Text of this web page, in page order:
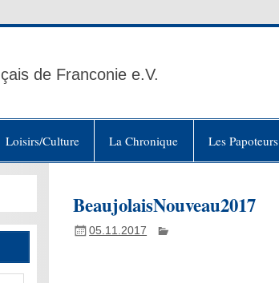
de Franconie e.V.
Loisirs/Culture La Chronique Les Papoteurs
BeaujolaisNouveau2017
05.11.2017